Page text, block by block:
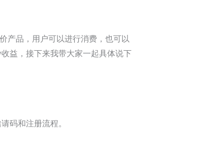
产品，用户可以进行消费，也可以
益，接下来我带大家一起具体说下
码和注册流程。